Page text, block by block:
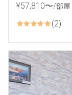
¥57,810〜/部屋
2